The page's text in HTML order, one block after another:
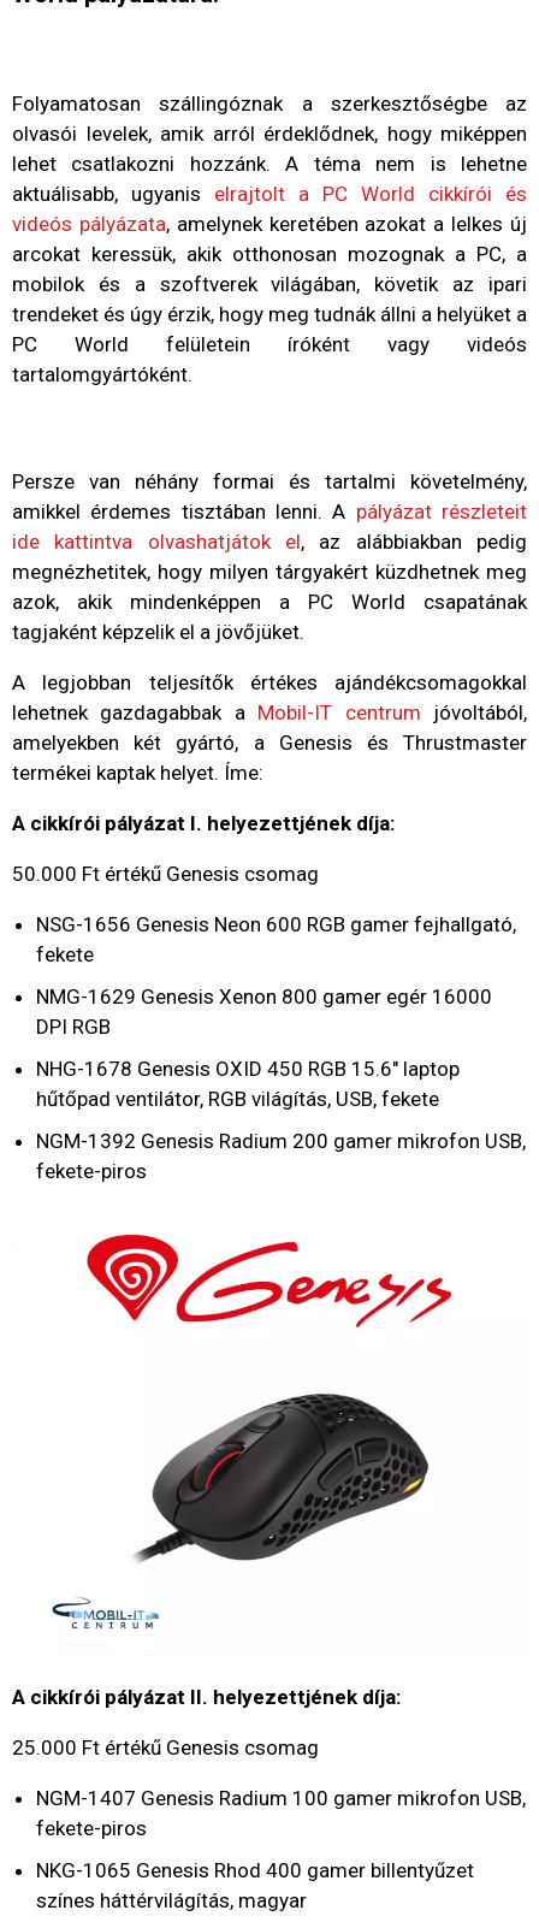
Folyamatosan szállingóznak a szerkesztőségbe az
olvasói levelek, amik arról érdeklődnek, hogy miképpen
lehet csatlakozni hozzánk. A téma nem is lehetne
aktuálisabb, ugyanis elrajtolt a PC World cikkírói és
videós pályázata, amelynek keretében azokat a lelkes új
arcokat keressük, akik otthonosan mozognak a PC, a
mobilok és a szoftverek világában, követik az ipari
trendeket és úgy érzik, hogy meg tudnák állni a helyüket a
PC World felületein íróként vagy videós
tartalomgyártóként.
Persze van néhány formai és tartalmi követelmény,
amikkel érdemes tisztában lenni. A pályázat részleteit
ide kattintva olvashatjátok el, az alábbiakban pedig
megnézhetitek, hogy milyen tárgyakért küzdhetnek meg
azok, akik mindenképpen a PC World csapatának
tagjaként képzelik el a jövőjüket.
A legjobban teljesítők értékes ajándékcsomagokkal
lehetnek gazdagabbak a Mobil-IT centrum jóvoltából,
amelyekben két gyártó, a Genesis és Thrustmaster
termékei kaptak helyet. Íme:
A cikkírói pályázat I. helyezettjének díja:
50.000 Ft értékű Genesis csomag
NSG-1656 Genesis Neon 600 RGB gamer fejhallgató,
fekete
NMG-1629 Genesis Xenon 800 gamer egér 16000
DPI RGB
NHG-1678 Genesis OXID 450 RGB 15.6" laptop
hűtőpad ventilátor, RGB világítás, USB, fekete
NGM-1392 Genesis Radium 200 gamer mikrofon USB,
fekete-piros
A cikkírói pályázat II. helyezettjének díja:
25.000 Ft értékű Genesis csomag
NGM-1407 Genesis Radium 100 gamer mikrofon USB,
fekete-piros
NKG-1065 Genesis Rhod 400 gamer billentyűzet
színes háttérvilágítás, magyar